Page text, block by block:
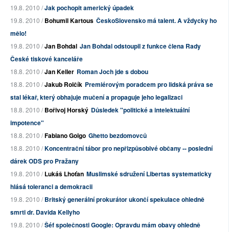
19.8. 2010 /Jak pochopit americký úpadek
19.8. 2010 /Bohumil Kartous ČeskoSlovensko má talent. A vždycky ho
mělo!
19.8. 2010 /Jan Bohdal Jan Bohdal odstoupil z funkce člena Rady
České tiskové kanceláře
18.8. 2010 /Jan Keller Roman Joch jde s dobou
18.8. 2010 /Jakub Rolčík Premiérovým poradcem pro lidská práva se
stal lékař, který obhajuje mučení a propaguje jeho legalizaci
18.8. 2010 /Bořivoj Horský Důsledek "politické a intelektuální
impotence"
18.8. 2010 /Fabiano Golgo Ghetto bezdomovců
18.8. 2010 /Koncentrační tábor pro nepřizpůsobivé občany -- poslední
dárek ODS pro Pražany
19.8. 2010 /Lukáš Lhoťan Muslimské sdružení Libertas systematicky
hlásá toleranci a demokracii
19.8. 2010 /Britský generální prokurátor ukončí spekulace ohledně
smrti dr. Davida Kellyho
19.8. 2010 /Šéf společnosti Google: Opravdu mám obavy ohledně